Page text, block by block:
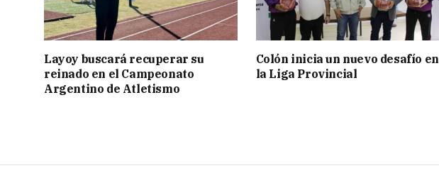
Layoy buscará recuperar su
reinado en el Campeonato
Argentino de Atletismo
Colón inicia un nuevo desafío en
la Liga Provincial